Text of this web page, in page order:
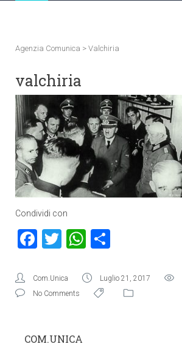
Agenzia Comunica > Valchiria
valchiria
Condividi con
Facebook
TwitterWhatsApp
Com.Unica Luglio 21, 2017
No Comments
COM.UNICA